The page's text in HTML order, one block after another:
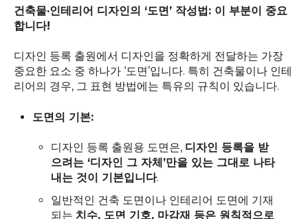
건축물·인테리어 디자인의 ‘도면’ 작성법: 이 부분이 중요
합니다!
디자인 등록 출원에서 디자인을 정확하게 전달하는 가장
중요한 요소 중 하나가 ‘도면’입니다. 특히 건축물이나 인테
리어의 경우, 그 표현 방법에는 특유의 규칙이 있습니다.
도면의 기본:
디자인 등록 출원용 도면은, 디자인 등록을 받
으려는 ‘디자인 그 자체’만을 있는 그대로 나타
내는 것이 기본입니다.
일반적인 건축 도면이나 인테리어 도면에 기재
되는치수, 도면 기호, 마감재 등은 원칙적으로